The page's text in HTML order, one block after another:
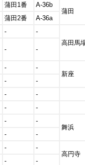
蒲田1番
A-36b
蒲田
蒲田2番
A-36a
-
-
高田馬
- -
-
-
新座
-
-
-
-
-
-
-
-
舞浜
-
-
-
-
高円寺
-
-